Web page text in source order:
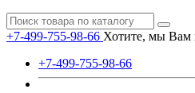
+7-499-755-98-66 Хотите, мы Вам
+7-499-755-98-66